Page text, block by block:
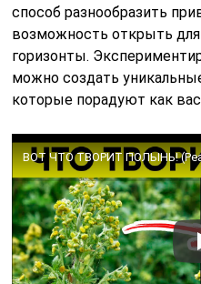
способ разнообразить
возможность открыть
горизонты.
можно создать
которые порадуют как
ВОТ ЧТО ТВОРИТ ПОЛЫНЬ!